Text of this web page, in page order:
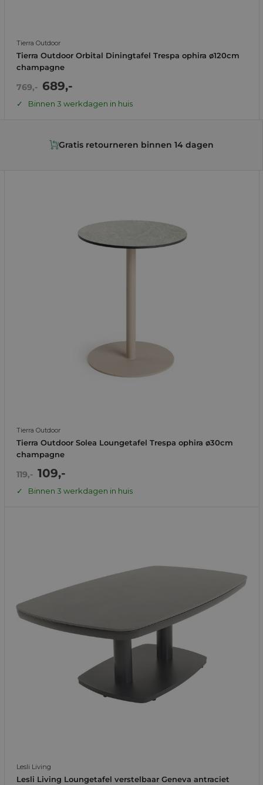
Tierra Outdoor
Tierra Outdoor Orbital Diningtafel Trespa ophira ø120cm
champagne
Normale
prijs
769,- Actie
prijs
689,-
Binnen 3 werkdagen in huis
Gratis retourneren binnen 14 dagen
Tierra Outdoor
Tierra Outdoor Solea Loungetafel Trespa ophira ø30cm
champagne
Normale
prijs
119,- Actie
prijs
109,-
Binnen 3 werkdagen in huis
Lesli Living
Lesli Living Loungetafel verstelbaar Geneva antraciet